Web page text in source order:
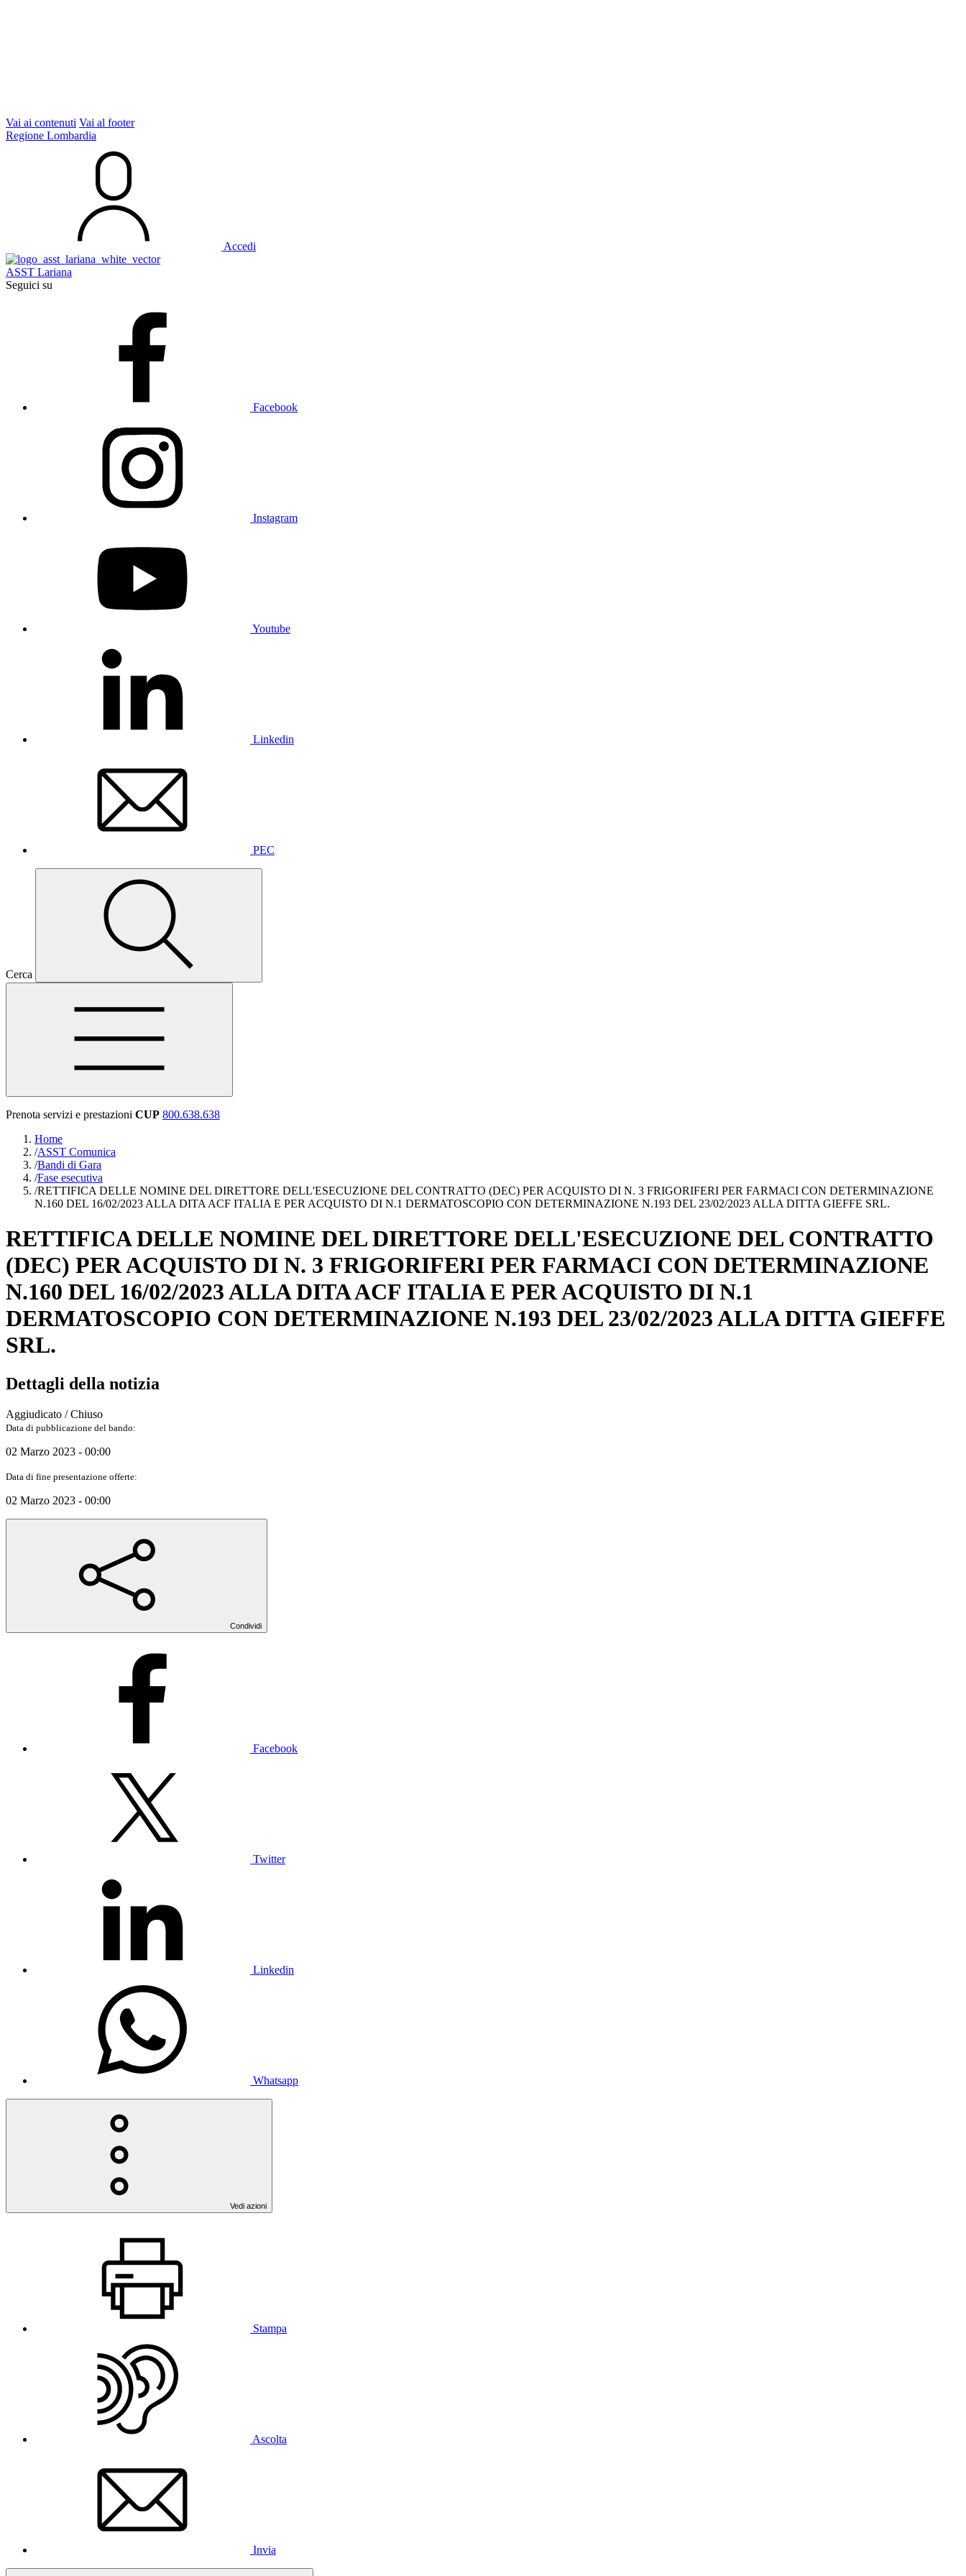
Vai ai contenuti Vai al footer
Regione Lombardia
Accedi
ASST Lariana
Seguici su
Facebook
Instagram
Youtube
Linkedin
PEC
Cerca
Prenota servizi e prestazioni CUP 800.638.638
Home
/ASST Comunica
/Bandi di Gara
/Fase esecutiva
/RETTIFICA DELLE NOMINE DEL DIRETTORE DELL'ESECUZIONE DEL CONTRATTO (DEC) PER ACQUISTO DI N. 3 FRIGORIFERI PER FARMACI CON DETERMINAZIONE
N.160 DEL 16/02/2023 ALLA DITA ACF ITALIA E PER ACQUISTO DI N.1 DERMATOSCOPIO CON DETERMINAZIONE N.193 DEL 23/02/2023 ALLA DITTA GIEFFE SRL.
RETTIFICA DELLE NOMINE DEL DIRETTORE DELL'ESECUZIONE DEL CONTRATTO
(DEC) PER ACQUISTO DI N. 3 FRIGORIFERI PER FARMACI CON DETERMINAZIONE
N.160 DEL 16/02/2023 ALLA DITA ACF ITALIA E PER ACQUISTO DI N.1
DERMATOSCOPIO CON DETERMINAZIONE N.193 DEL 23/02/2023 ALLA DITTA GIEFFE
SRL.
Dettagli della notizia
Aggiudicato / Chiuso
Data di pubblicazione del bando:
02 Marzo 2023 - 00:00
Data di fine presentazione offerte:
02 Marzo 2023 - 00:00
Condividi
Facebook
Twitter
Linkedin
Whatsapp
Vedi azioni
Stampa
Ascolta
Invia